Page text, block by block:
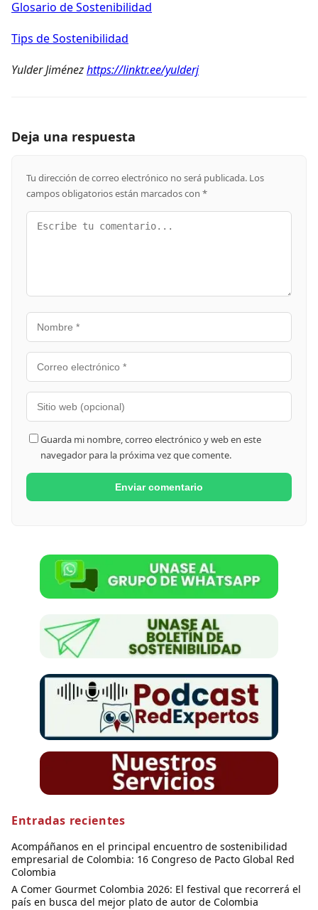
Glosario de Sostenibilidad
Tips de Sostenibilidad
Yulder Jiménezhttps://linktr.ee/yulderj
Deja una respuesta
Tu dirección de correo electrónico no será publicada. Los
campos obligatorios están marcados con *
Guarda mi nombre, correo electrónico y web en este
navegador para la próxima vez que comente.
Entradas recientes
Acompáñanos en el principal encuentro de sostenibilidad
empresarial de Colombia: 16 Congreso de Pacto Global Red
Colombia
A Comer Gourmet Colombia 2026: El festival que recorrerá el
país en busca del mejor plato de autor de Colombia